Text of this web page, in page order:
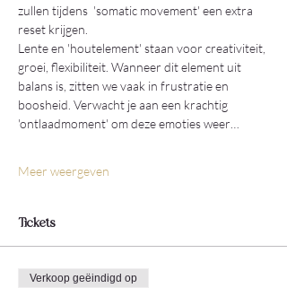
zullen tijdens  'somatic movement' een extra
reset krijgen.
Lente en 'houtelement' staan voor creativiteit,
groei, flexibiliteit. Wanneer dit element uit
balans is, zitten we vaak in frustratie en
boosheid. Verwacht je aan een krachtig
'ontlaadmoment' om deze emoties weer…
Meer weergeven
Tickets
Verkoop geëindigd op